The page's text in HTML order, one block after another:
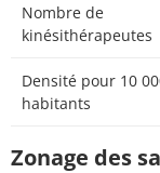
Nombre de
kinésithérapeutes
Densité pour 10
habitants
Zonage des